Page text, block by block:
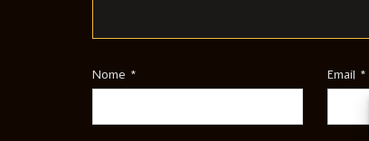
Nome * Email *